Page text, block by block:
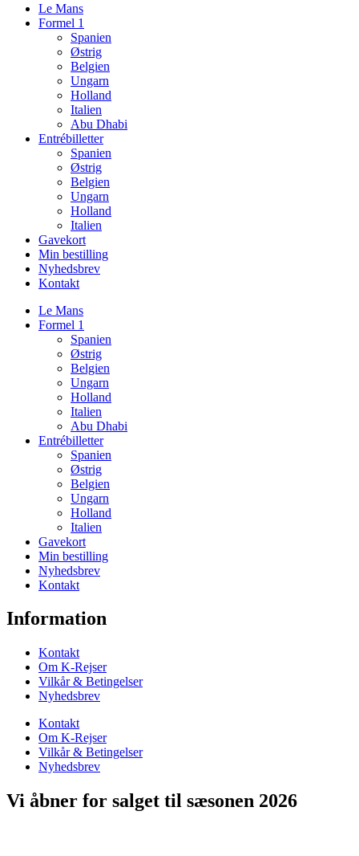
Le Mans
Formel 1
Spanien
Østrig
Belgien
Ungarn
Holland
Italien
Abu Dhabi
Entrébilletter
Spanien
Østrig
Belgien
Ungarn
Holland
Italien
Gavekort
Min bestilling
Nyhedsbrev
Kontakt
Le Mans
Formel 1
Spanien
Østrig
Belgien
Ungarn
Holland
Italien
Abu Dhabi
Entrébilletter
Spanien
Østrig
Belgien
Ungarn
Holland
Italien
Gavekort
Min bestilling
Nyhedsbrev
Kontakt
Information
Kontakt
Om K-Rejser
Vilkår & Betingelser
Nyhedsbrev
Kontakt
Om K-Rejser
Vilkår & Betingelser
Nyhedsbrev
Vi åbner for salget til sæsonen 2026